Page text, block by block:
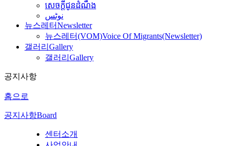
សេចក្តីជូនដំណឹង
نوٹس
뉴스레터Newsletter
뉴스레터(VOM)Voice Of Migrants(Newsletter)
갤러리 Gallery
갤러리 Gallery
공지사항
홈으로
공지사항Board
센터소개